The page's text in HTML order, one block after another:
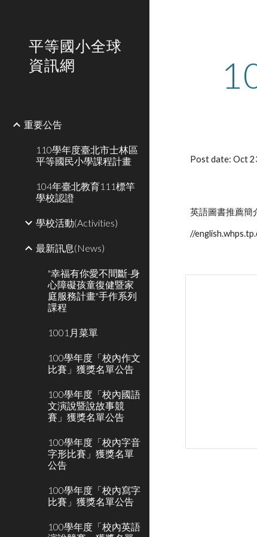
平等國小全球
資訊網
重要公告
110學年度臺北市士林區
平等國民小學課程計畫
104年臺北教育111標竿
學校認證
學校活動(Activities)
最新訊息(News)
"幸福有你愛不間斷-身
心障礙孩童復健暨家
庭服務計畫"手作系列
課程
1001月菜單
100學年度「校內作文
比賽」獲獎名單公告
100學年度「校內國語
文演說暨說故事競
賽」獲獎名單公告
100學年度「校內字音
字形比賽」獲獎名單
公告
100學年度「校內寫字
比賽」獲獎名單公告
100學年度「校內英語
Post date: Oct
英語圖書推薦簡
//